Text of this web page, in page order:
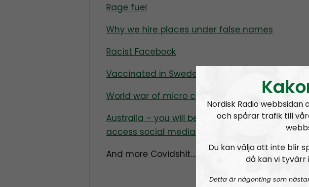
Rage fuel
Why we hire places under false names
Racist Facebook
Vaccinated in Sweden
World war of micro chips
Australia – you will be required to have a
access social media
And more Covidshit…
Nordisk Radio
och spårar trafik till
Du kan välja att inte blir
då kan vi tyvärr
Detta är någonting som